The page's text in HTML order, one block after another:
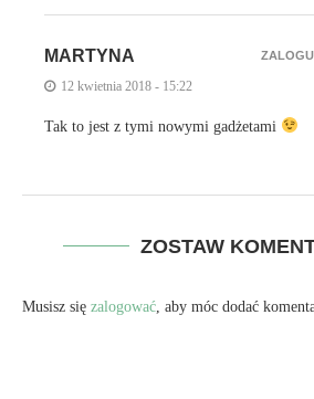
MARTYNA
12 kwietnia 2018 - 15:22
Tak to jest z tymi nowymi gadżetami
ZOSTAW
Musisz się zalogować , aby móc dodać